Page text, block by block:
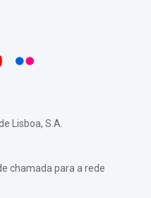
Lisboa, S.A.
chamada para a rede